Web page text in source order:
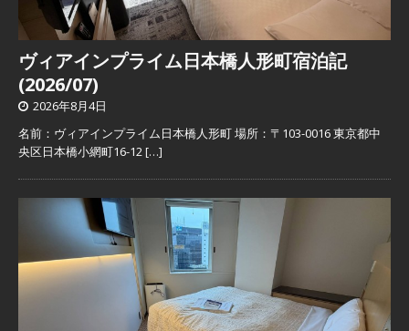
ヴィアインプライム日本橋人形町宿泊記
(2026/07)
2026年8月4日
名前：ヴィアインプライム日本橋人形町 場所：〒103-0016 東京都中
央区日本橋小網町16-12[…]